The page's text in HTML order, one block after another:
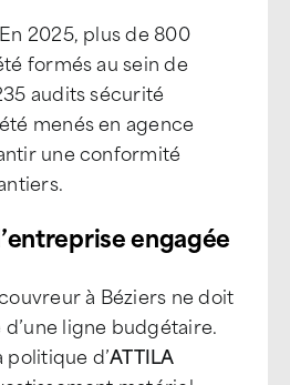
2025, plus de 800
formés au sein de
audits sécurité
menés en agence
une conformité
engagée
à Béziers ne doit
ligne budgétaire.
politique d’ATTILA